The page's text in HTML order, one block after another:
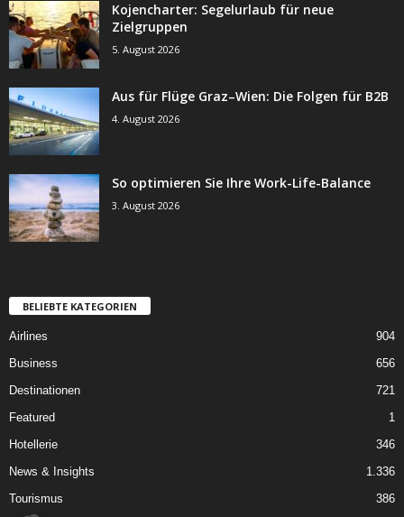
Kojencharter: Segelurlaub für neue
Zielgruppen
5. August 2026
Aus für Flüge Graz–Wien: Die Folgen für B2B
4. August 2026
So optimieren Sie Ihre Work-Life-Balance
3. August 2026
BELIEBTE KATEGORIEN
Airlines
904
Business
656
Destinationen
721
Featured
1
Hotellerie
346
News & Insights
1.336
Tourismus
386